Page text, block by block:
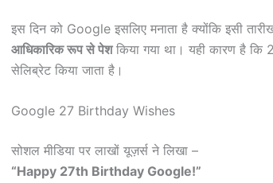
इस दिन को Google इसलिए मनाता है क्योंकि इसी
आधिकारिक रूप से पेशकिया गया था। यही कारण है कि
सेलिब्रेट किया जाता है।
Google 27 Birthday Wishes
सोशल मीडिया पर लाखों यूज़र्स ने लिखा –
“Happy 27th Birthday Google!”